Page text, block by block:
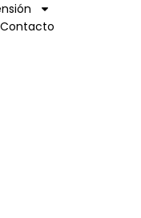
Contacto